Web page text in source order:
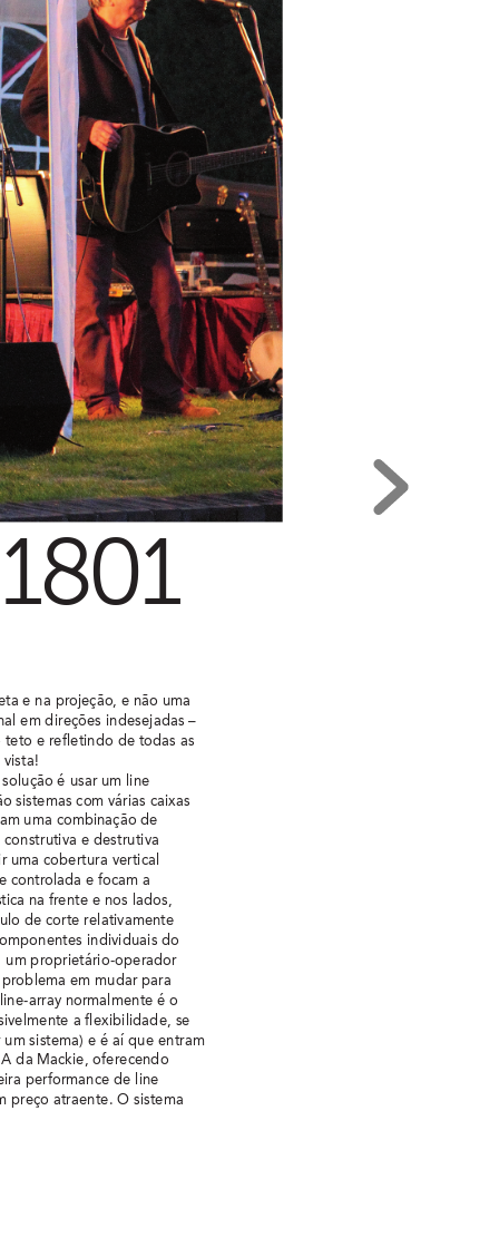
e na projeção, e não uma
em direções indesejadas –
teto e refletindo de todas as
vista!
é usar um line
sistemas com várias caixas
uma combinação de
e destrutiva
uma cobertura vertical
controlada e focam a
na frente e nos lados,
de corte relativamente
individuais do
um proprietário-operador
em mudar para
array normalmente é o
a flexibilidade, se
um sistema) e é aí que entram
da Mackie, oferecendo
performance de line
preço atraente. O sistema
01